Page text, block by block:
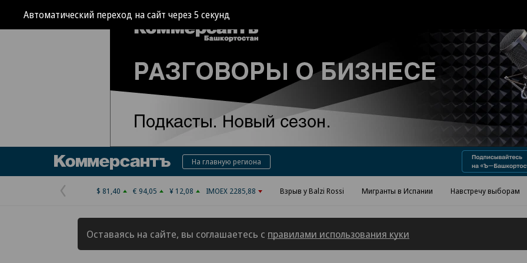
Автоматический переход на сайт через3 секунд
Реклама в «Ъ» www.kommersant.ru/ad
КоммерсантъНа главную региона
Предыдущая
страница
$ 81,40 € 94,05 ¥ 12,08 IMOEX 2285,88 Взрыв у Balzi Rossi Мигранты в Испании Навстречу выборам
Оставаясь на сайте, вы соглашаетесь с правилами использования куки